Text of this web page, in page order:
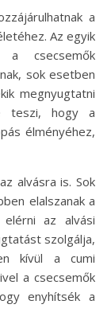
a
Az egyik
a csecsemők
sok esetben
megnyugtatni
teszi, hogy a
élményéhez,
alvásra is. Sok
elalszanak a
az alvási
szolgálja,
kívül a cumi
a csecsemők
enyhítsék a